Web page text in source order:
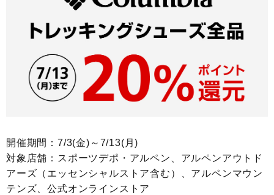
開催期間：7/3(金)～7/13(月)
対象店舗：スポーツデポ・アルペン、アルペンアウトド
アーズ（エッセンシャルストア含む）、アルペンマウン
テンズ、公式オンラインストア